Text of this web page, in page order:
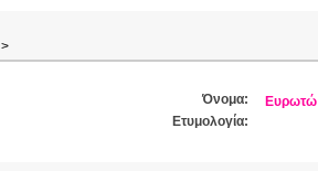
>
Όνομα:
Ευρωτώ
Ετυμολογία: